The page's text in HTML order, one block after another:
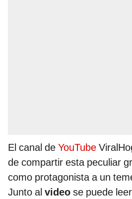
El canal de YouTube
de compartir esta peculiar
como protagonista a un
Junto al video se puede